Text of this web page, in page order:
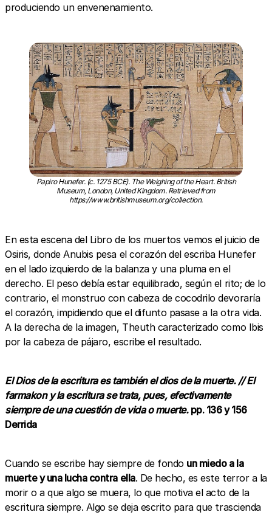
produciendo un envenenamiento.
Papiro Hunefer. (c. 1275 BCE). The Weighing of the Heart. British
Museum, London, United Kingdom. Retrieved from
https://www.britishmuseum.org/collection.
En esta escena del Libro de los muertos vemos el juicio de
Osiris, donde Anubis pesa el corazón del escriba Hunefer
en el lado izquierdo de la balanza y una pluma en el
derecho. El peso debía estar equilibrado, según el rito; de lo
contrario, el monstruo con cabeza de cocodrilo devoraría
el corazón, impidiendo que el difunto pasase a la otra vida.
A la derecha de la imagen, Theuth caracterizado como Ibis
por la cabeza de pájaro, escribe el resultado.
El Dios de la escritura es también el dios de la muerte. // El
farmakon y la escritura se trata, pues, efectivamente
siempre de una cuestión de vida o muerte. pp. 136 y 156
Derrida
Cuando se escribe hay siempre de fondo un miedo a la
muerte y una lucha contra ella. De hecho, es este terror a la
morir o a que algo se muera, lo que motiva el acto de la
escritura siempre. Algo se deja escrito para que trascienda